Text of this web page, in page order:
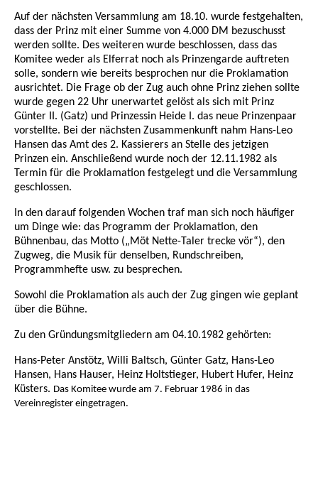
Auf der nächsten Versammlung am 18.10. wurde festgehalten,
dass der Prinz mit einer Summe von 4.000 DM bezuschusst
werden sollte. Des weiteren wurde beschlossen, dass das
Komitee weder als Elferrat noch als Prinzengarde auftreten
solle, sondern wie bereits besprochen nur die Proklamation
ausrichtet. Die Frage ob der Zug auch ohne Prinz ziehen sollte
wurde gegen 22 Uhr unerwartet gelöst als sich mit Prinz
Günter II. (Gatz) und Prinzessin Heide I. das neue Prinzenpaar
vorstellte. Bei der nächsten Zusammenkunft nahm Hans-Leo
Hansen das Amt des 2. Kassierers an Stelle des jetzigen
Prinzen ein. Anschließend wurde noch der 12.11.1982 als
Termin für die Proklamation festgelegt und die Versammlung
geschlossen.
In den darauf folgenden Wochen traf man sich noch häufiger
um Dinge wie: das Programm der Proklamation, den
Bühnenbau, das Motto („Möt Nette-Taler trecke vör“), den
Zugweg, die Musik für denselben, Rundschreiben,
Programmhefte usw. zu besprechen.
Sowohl die Proklamation als auch der Zug gingen wie geplant
über die Bühne.
Zu den Gründungsmitgliedern am 04.10.1982 gehörten:
Hans-Peter Anstötz, Willi Baltsch, Günter Gatz, Hans-Leo
Hansen, Hans Hauser, Heinz Holtstieger, Hubert Hufer, Heinz
Küsters. Das Komitee wurde am 7. Februar 1986 in das
Vereinregister eingetragen.